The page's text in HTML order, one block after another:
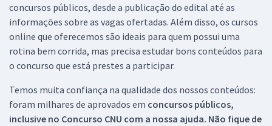
concursos públicos, desde a publicação do edital até as
informações sobre as vagas ofertadas. Além disso, os cursos
online que oferecemos são ideais para quem possui uma
rotina bem corrida, mas precisa estudar bons conteúdos para
o concurso que está prestes a participar.
Temos muita confiança na qualidade dos nossos conteúdos:
foram milhares de aprovados em concursos públicos,
inclusive no Concurso CNU com a nossa ajuda. Não fique de